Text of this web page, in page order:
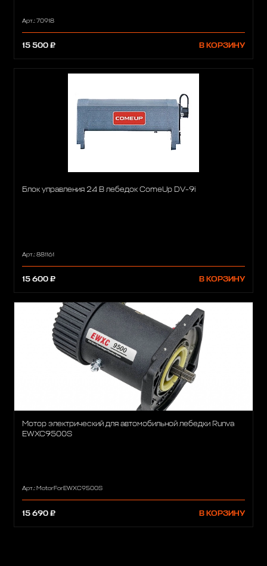
Арт.: 70918
15 500 ₽ В КОРЗИНУ
Блок управления 24 В лебедок ComeUp DV-9i
Арт.: 881161
15 600 ₽ В КОРЗИНУ
Мотор электрический для автомобильной лебедки Runva
EWXC9500S
Арт.: MotorForEWXC9500S
15 690 ₽ В КОРЗИНУ